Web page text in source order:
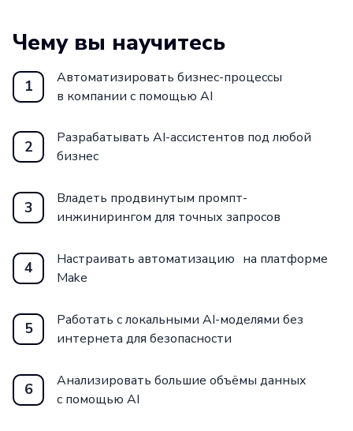
Чему вы научитесь
1
Автоматизировать бизнес-процессы
в компании с помощью AI
2
Разрабатывать AI-ассистентов под любой
бизнес
3
Владеть продвинутым промпт-
инжинирингом для точных запросов
4
Настраивать автоматизацию на платформе
Make
5
Работать с локальными AI-моделями без
интернета для безопасности
6
Анализировать большие объёмы данных
с помощью AI